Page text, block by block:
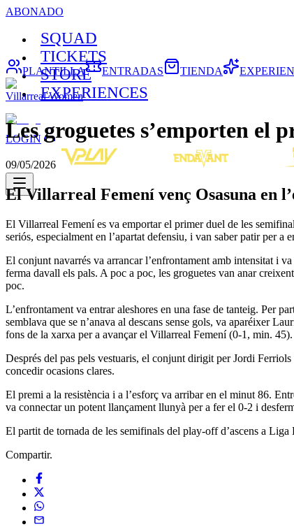
ABONADO
SQUAD
TICKETS
STORE
EXPERIENCES
LOGIN
PLANTILLA ENTRADAS TIENDA
Villarreal Women
Les groguetes s’emporten el
09/05/2026
El Villarreal Femení venç Osasuna en
El Villarreal Femení es va emportar el primer duel de les
seriós, especialment en l’apartat defensiu, i van saber patir per
El conjunt navarrés va arrancar l’enfrontament amb intensitat i
ferma davall els pals. A poc a poc, les groguetes van anar
poc.
L’enfrontament va entrar aleshores en una fase de tanteig. Per
semblava que se n’anava al descans sense gols, va aparéixer
fons de la xarxa per a avançar el Villarreal Femení (0-1, min. 45).
Després del pas pels vestuaris, el conjunt dirigit per Jordi
concedir ocasions clares.
El premi a la resistència i a l’esforç va arribar en el minut 86.
va connectar un potent llançament llunyà per a fer el 0-2 i
El partit de tornada de les semifinals del play-off d’ascens a
Compartir.